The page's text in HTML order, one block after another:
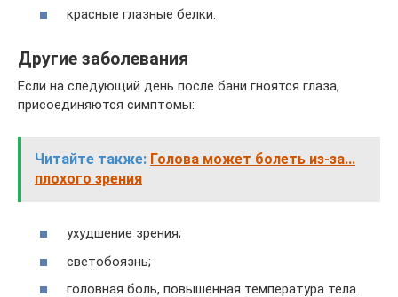
красные глазные белки.
Другие заболевания
Если на следующий день после бани гноятся глаза,
присоединяются симптомы:
Читайте также: Голова может болеть из-за...
плохого зрения
ухудшение зрения;
светобоязнь;
головная боль, повышенная температура тела.